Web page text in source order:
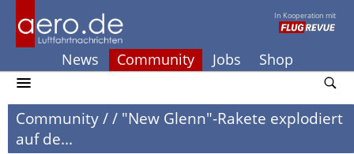
In Kooperation mit
News Community Jobs Shop
Community// "New Glenn"-Rakete explodiert
auf de...